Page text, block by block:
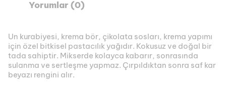
Yorumlar (0)
Un kurabiyesi, krema bör, çikolata sosları, krema yapımı
için özel bitkisel pastacılık yağıdır. Kokusuz ve doğal bir
tada sahiptir. Mikserde kolayca kabarır, sonrasında
sulanma ve sertleşme yapmaz. Çırpıldıktan sonra saf kar
beyazı rengini alır.